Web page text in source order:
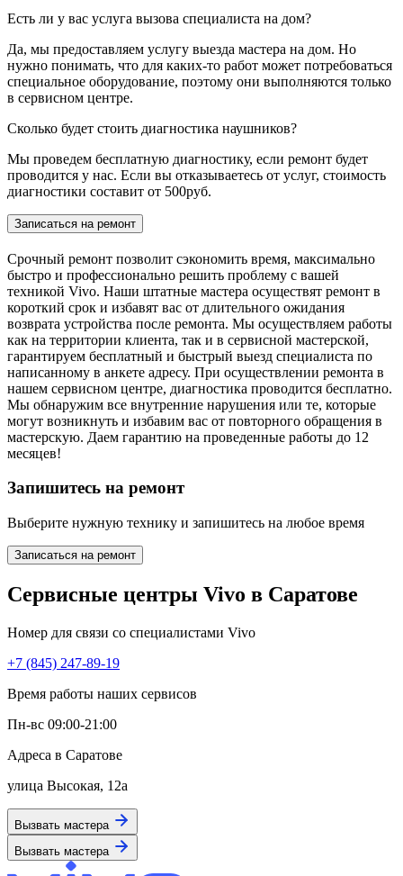
Есть ли у вас услуга вызова специалиста на дом?
Да, мы предоставляем услугу выезда мастера на дом. Но
нужно понимать, что для каких-то работ может потребоваться
специальное оборудование, поэтому они выполняются только
в сервисном центре.
Сколько будет стоить диагностика наушников?
Мы проведем бесплатную диагностику, если ремонт будет
проводится у нас. Если вы отказываетесь от услуг, стоимость
диагностики составит от 500руб.
Записаться на ремонт
Срочный ремонт позволит сэкономить время, максимально
быстро и профессионально решить проблему с вашей
техникой Vivo. Наши штатные мастера осуществят ремонт в
короткий срок и избавят вас от длительного ожидания
возврата устройства после ремонта. Мы осуществляем работы
как на территории клиента, так и в сервисной мастерской,
гарантируем бесплатный и быстрый выезд специалиста по
написанному в анкете адресу. При осуществлении ремонта в
нашем сервисном центре, диагностика проводится бесплатно.
Мы обнаружим все внутренние нарушения или те, которые
могут возникнуть и избавим вас от повторного обращения в
мастерскую. Даем гарантию на проведенные работы до 12
месяцев!
Запишитесь на ремонт
Выберите нужную технику и запишитесь на любое время
Записаться на ремонт
Сервисные центры Vivo в Саратове
Номер для связи со специалистами Vivo
+7 (845) 247-89-19
Время работы наших сервисов
Пн-вс 09:00-21:00
Адреса в Саратове
улица Высокая, 12а
Вызвать мастера
Вызвать мастера